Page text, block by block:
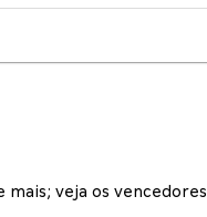
mais; veja os vencedores